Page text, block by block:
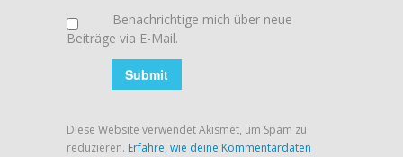
Benachrichtige mich über neue
Beiträge via E-Mail.
Diese Website verwendet Akismet, um Spam zu
reduzieren. Erfahre, wie deine Kommentardaten